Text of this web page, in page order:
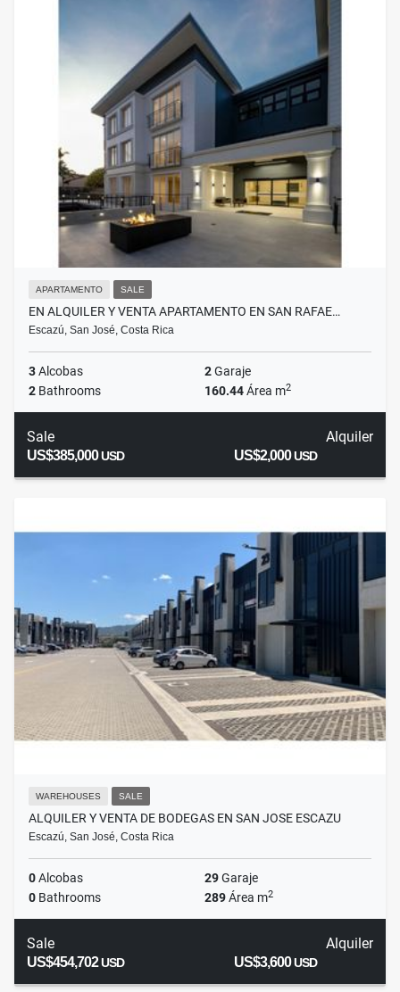
APARTAMENTO SALE
EN ALQUILER Y VENTA APARTAMENTO EN SAN RAFAE…
Escazú, San José, Costa Rica
3Alcobas 2Garaje
2 Bathrooms 160.44Área m2
Sale
US$385,000USD
Alquiler
US$2,000USD
WAREHOUSES SALE
ALQUILER Y VENTA DE BODEGAS EN SAN JOSE ESCAZU
Escazú, San José, Costa Rica
0Alcobas 29Garaje
0 Bathrooms 289Área m2
Sale
US$454,702USD
Alquiler
US$3,600USD